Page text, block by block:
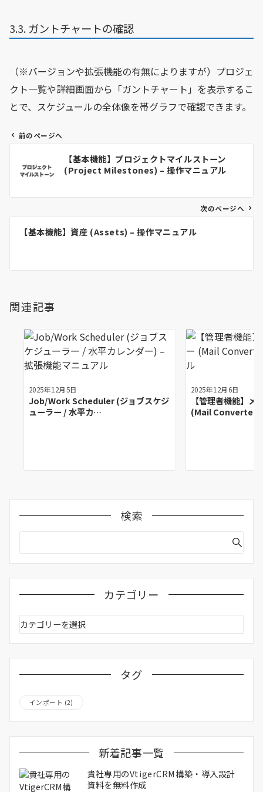
3.3. ガントチャートの確認
（※バージョンや拡張機能の有無によりますが）プロジェ
クト一覧や詳細画面から「ガントチャート」を表示するこ
とで、スケジュールの全体像を帯グラフで確認できます。
ー
前のページへ
【基本機能】プロジェクトマイルストーン
(Project Milestones) – 操作マニュアル
次のページへ
【基本機能】資産 (Assets) – 操作マニュアル
関連記事
2025年12月5日
Job/Work Scheduler (ジョブスケジ
ューラー / 水平カ…
2025年12月6日
【管理者機能】メ
(Mail Converter)
検索
カテゴリー
カ
テ
ゴ
タグ
インポート (2)
新着記事一覧
貴社専用のVtigerCRM構築・導入設計
資料を無料作成